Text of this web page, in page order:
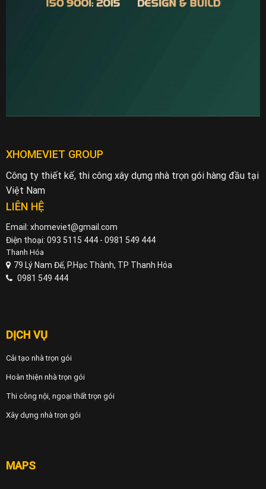
XHOMEVIET GROUP
Công ty thiết kế, thi công xây dựng nhà trọn gói hàng đầu tại
Việt Nam
LIÊN HỆ
Email: xhomeviet@gmail.com
Điện thoại: 093 5115 444 - 0981 549 444
Thanh Hóa
79 Lý Nam Đế, P.Hạc Thành, TP Thanh Hóa
0981 549 444
DỊCH VỤ
Cải tạo nhà trọn gói
Hoàn thiện nhà trọn gói
Thi công nội, ngoại thất trọn gói
Xây dựng nhà trọn gói
MAPS